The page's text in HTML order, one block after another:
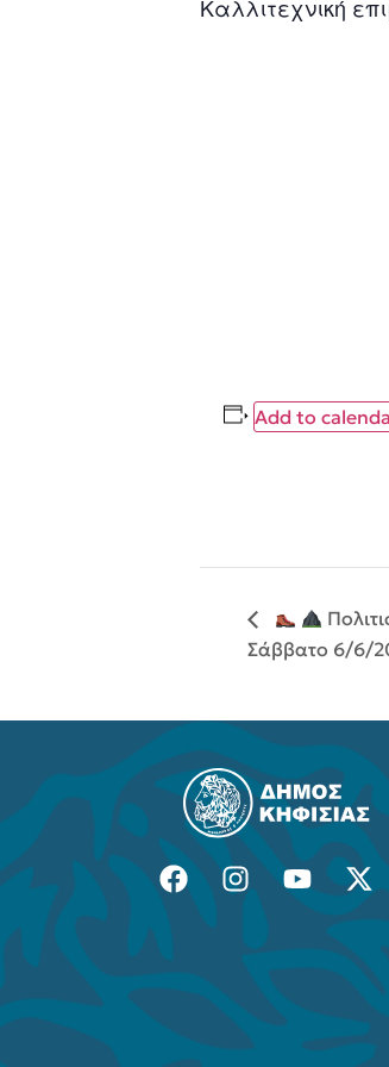
Καλλιτεχνική
Add to
Σάββατο 6/6/